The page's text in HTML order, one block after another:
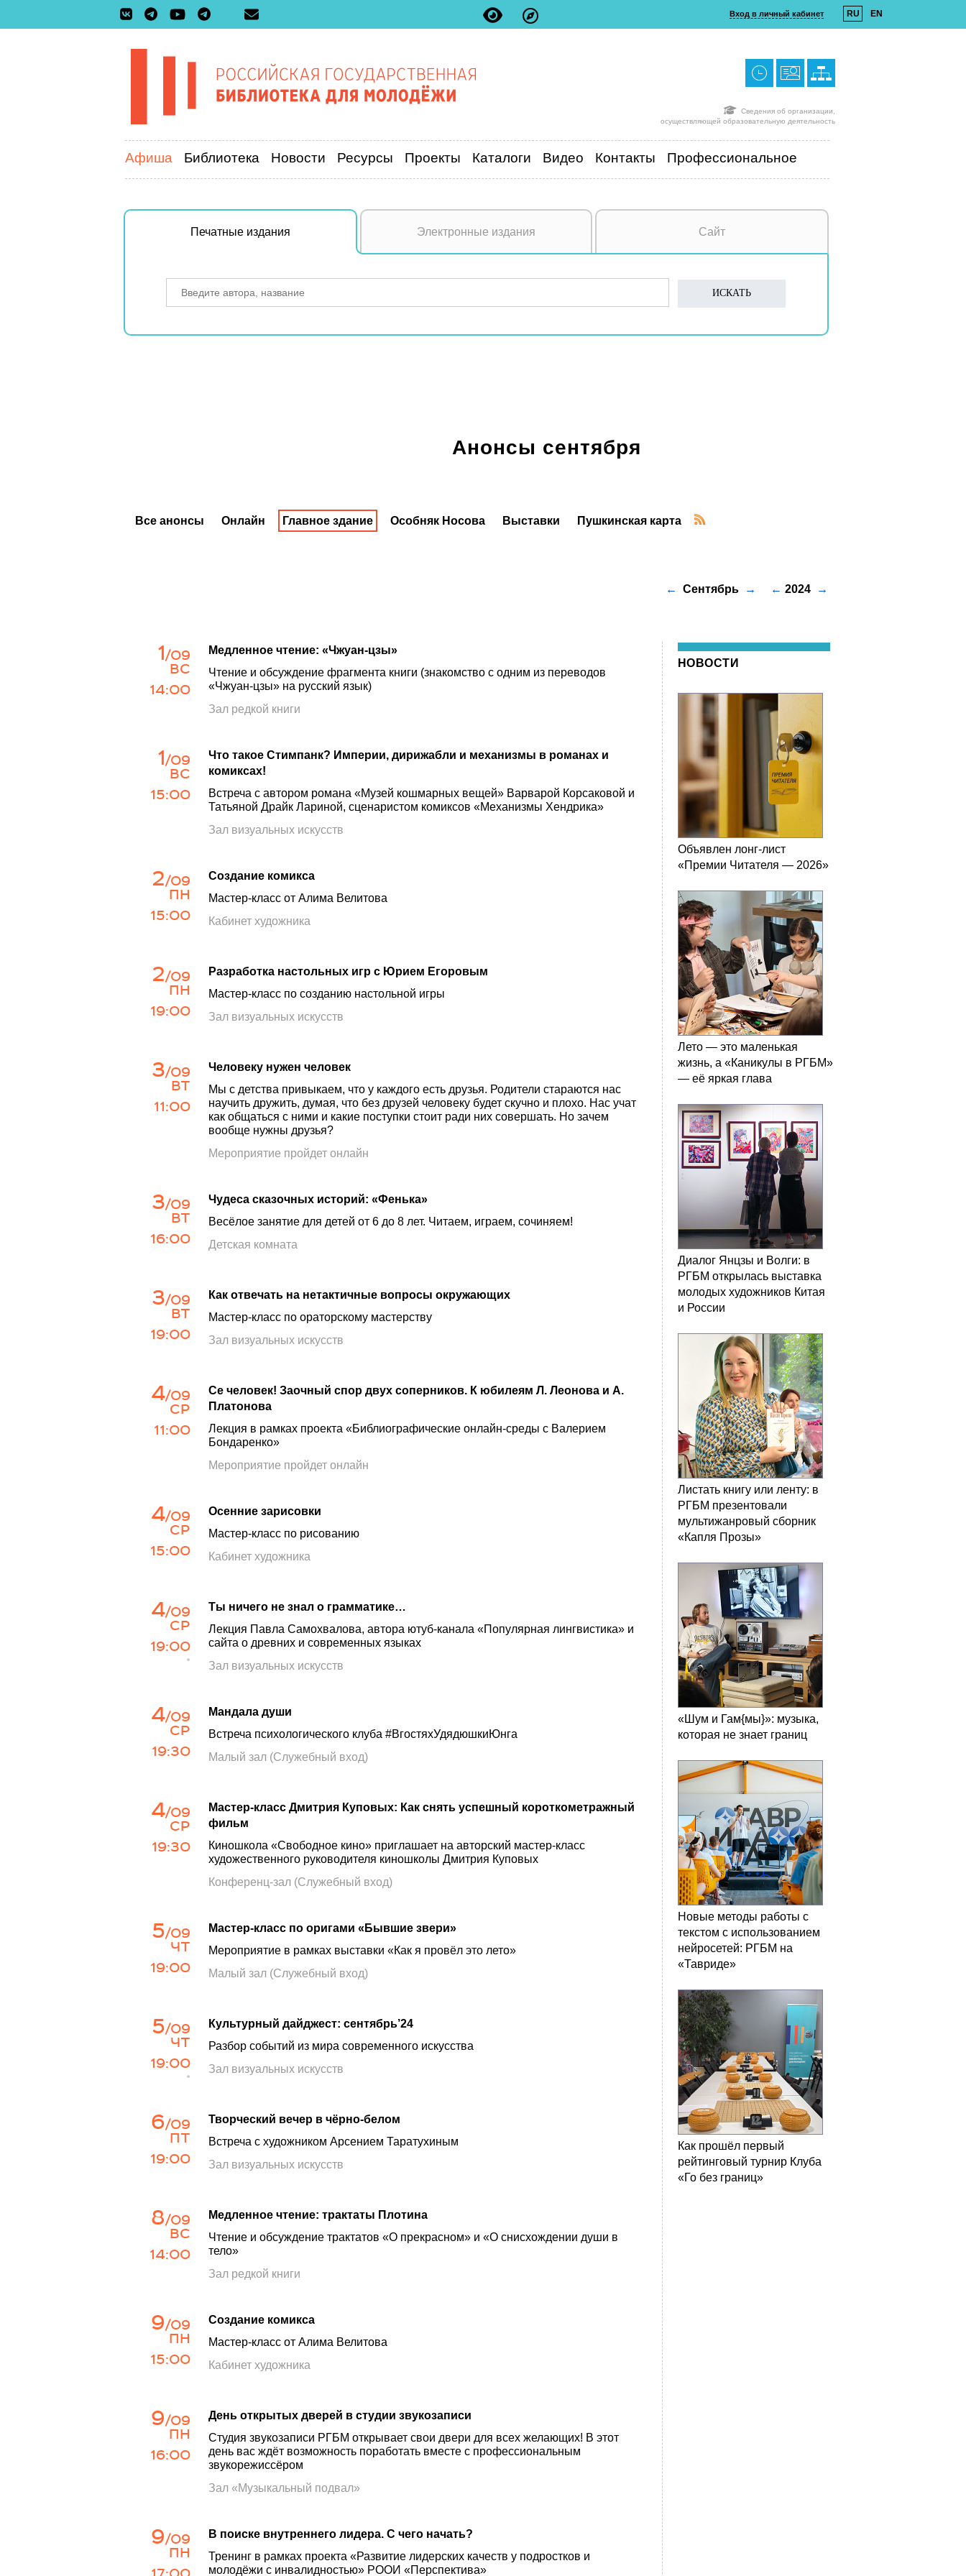
Вход в личный кабинет RU EN
Сведения об организации,
осуществляющей образовательную деятельность
Афиша Библиотека Новости Ресурсы Проекты Каталоги Видео Контакты Профессиональное
Печатные издания Электронные издания Сайт
Анонсы сентября
Все анонсы Онлайн Главное здание Особняк Носова Выставки Пушкинская карта
← Сентябрь → ← 2024 →
1/09
ВС
14:00
Медленное чтение: «Чжуан-цзы»
Чтение и обсуждение фрагмента книги (знакомство с одним из переводов
«Чжуан-цзы» на русский язык)
Зал редкой книги
1/09
ВС
15:00
Что такое Стимпанк? Империи, дирижабли и механизмы в романах и
комиксах!
Встреча с автором романа «Музей кошмарных вещей» Варварой Корсаковой и
Татьяной Драйк Лариной, сценаристом комиксов «Механизмы Хендрика»
Зал визуальных искусств
2/09
ПН
15:00
Создание комикса
Мастер-класс от Алима Велитова
Кабинет художника
2/09
ПН
19:00
Разработка настольных игр с Юрием Егоровым
Мастер-класс по созданию настольной игры
Зал визуальных искусств
3/09
ВТ
11:00
Человеку нужен человек
Мы с детства привыкаем, что у каждого есть друзья. Родители стараются нас
научить дружить, думая, что без друзей человеку будет скучно и плохо. Нас учат
как общаться с ними и какие поступки стоит ради них совершать. Но зачем
вообще нужны друзья?
Мероприятие пройдет онлайн
3/09
ВТ
16:00
Чудеса сказочных историй: «Фенька»
Весёлое занятие для детей от 6 до 8 лет. Читаем, играем, сочиняем!
Детская комната
3/09
ВТ
19:00
Как отвечать на нетактичные вопросы окружающих
Мастер-класс по ораторскому мастерству
Зал визуальных искусств
4/09
СР
11:00
Се человек! Заочный спор двух соперников. К юбилеям Л. Леонова и А.
Платонова
Лекция в рамках проекта «Библиографические онлайн-среды с Валерием
Бондаренко»
Мероприятие пройдет онлайн
4/09
СР
15:00
Осенние зарисовки
Мастер-класс по рисованию
Кабинет художника
4/09
СР
19:00
•
Ты ничего не знал о грамматике…
Лекция Павла Самохвалова, автора ютуб-канала «Популярная лингвистика» и
сайта о древних и современных языках
Зал визуальных искусств
4/09
СР
19:30
Мандала души
Встреча психологического клуба #ВгостяхУдядюшкиЮнга
Малый зал (Служебный вход)
4/09
СР
19:30
Мастер-класс Дмитрия Куповых: Как снять успешный короткометражный
фильм
Киношкола «Свободное кино» приглашает на авторский мастер-класс
художественного руководителя киношколы Дмитрия Куповых
Конференц-зал (Служебный вход)
5/09
ЧТ
19:00
Мастер-класс по оригами «Бывшие звери»
Мероприятие в рамках выставки «Как я провёл это лето»
Малый зал (Служебный вход)
5/09
ЧТ
19:00
•
Культурный дайджест: сентябрь’24
Разбор событий из мира современного искусства
Зал визуальных искусств
6/09
ПТ
19:00
Творчеcкий вечер в чёрно-белом
Встреча c художником Арсением Таратухиным
Зал визуальных искусств
8/09
ВС
14:00
Медленное чтение: трактаты Плотина
Чтение и обсуждение трактатов «О прекрасном» и «О снисхождении души в
тело»
Зал редкой книги
9/09
ПН
15:00
Создание комикса
Мастер-класс от Алима Велитова
Кабинет художника
9/09
ПН
16:00
День открытых дверей в студии звукозаписи
Студия звукозаписи РГБМ открывает свои двери для всех желающих! В этот
день вас ждёт возможность поработать вместе с профессиональным
звукорежиссёром
Зал «Музыкальный подвал»
9/09
ПН
В поиске внутреннего лидера. С чего начать?
Тренинг в рамках проекта «Развитие лидерских качеств у подростков и
молодёжи с инвалидностью» РООИ «Перспектива»
НОВОСТИ
Объявлен лонг-лист
«Премии Читателя — 2026»
Лето — это маленькая
жизнь, а «Каникулы в РГБМ»
— её яркая глава
Диалог Янцзы и Волги: в
РГБМ открылась выставка
молодых художников Китая
и России
Листать книгу или ленту: в
РГБМ презентовали
мультижанровый сборник
«Капля Прозы»
«Шум и Гам{мы}»: музыка,
которая не знает границ
Новые методы работы с
текстом с использованием
нейросетей: РГБМ на
«Тавриде»
Как прошёл первый
рейтинговый турнир Клуба
«Го без границ»